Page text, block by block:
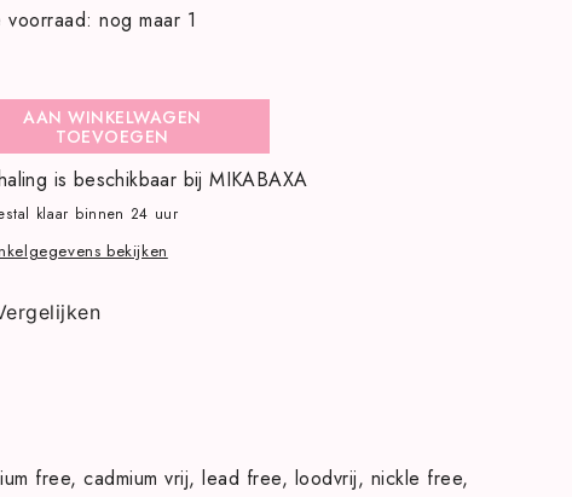
voorraad: nog maar 1
AAN WINKELWAGEN
TOEVOEGEN
is beschikbaar bijMIKABAXA
klaar binnen 24 uur
bekijken
free cadmium vrij lead free loodvrij nickle free